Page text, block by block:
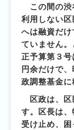
この間の渋
利用しない
へは融資だ
ていません
正予算第３
円余だけで
政調整基金に
区政は、区
す。区長は
受け止め、